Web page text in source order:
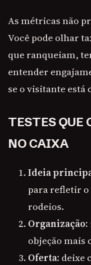
As métricas não
Você pode olhar
que ranqueiam,
entender
se o visitante está
TESTES QUE
NO CAIXA
Ideia
para refletir
rodeios.
Organização:
objeção mais
Oferta: deixe